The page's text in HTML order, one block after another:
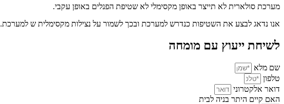
מערכת סולארית לא תייצר באופן מקסימלי לא שטיפת הפנלים באופן עקבי.
אנו נדאג לבצע את השטיפות כנדרש למערכת ובכך לשמור על נצילות מקסימלית ש למערכת.
לשיחת ייעוץ עם מומחה
שם מלא
טלפון
דואר אלקטרוני
האם קיים היתר בניה לבית